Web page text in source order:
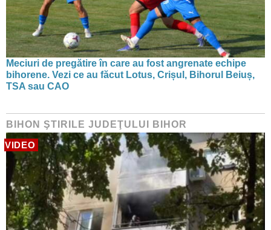
Meciuri de pregătire în care au fost angrenate echipe
bihorene. Vezi ce au făcut Lotus, Crișul, Bihorul Beiuș,
TSA sau CAO
BIHON ŞTIRILE JUDEŢULUI BIHOR
VIDEO